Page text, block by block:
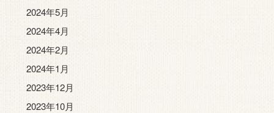
2024年5月
2024年4月
2024年2月
2024年1月
2023年12月
2023年10月